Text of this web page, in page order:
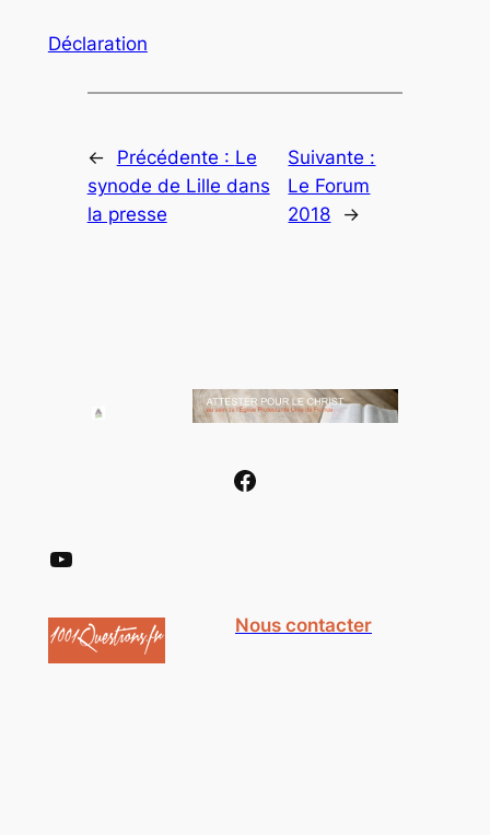
Déclaration
← Précédente : Le
synode de Lille dans
la presse
Suivante :
Le Forum
2018
→
Facebook
YouTube
Nous contacter